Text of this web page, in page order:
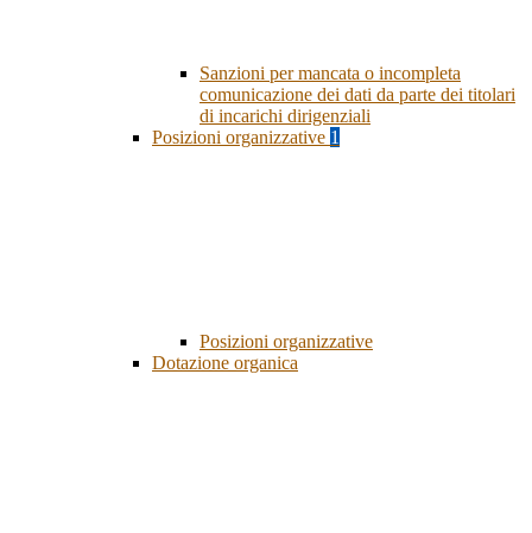
Sanzioni per mancata o incompleta
comunicazione dei dati da parte dei titolari
di incarichi dirigenziali
Posizioni organizzative 1
Posizioni organizzative
Dotazione organica